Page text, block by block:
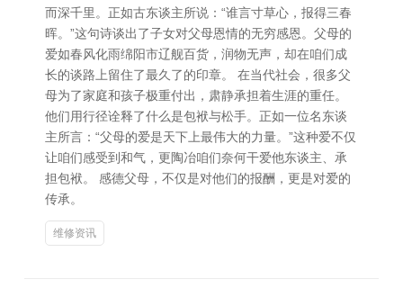
而深千里。正如古东谈主所说：“谁言寸草心，报得三春
晖。”这句诗谈出了子女对父母恩情的无穷感恩。父母的
爱如春风化雨绵阳市辽舰百货，润物无声，却在咱们成
长的谈路上留住了最久了的印章。 在当代社会，很多父
母为了家庭和孩子极重付出，肃静承担着生涯的重任。
他们用行径诠释了什么是包袱与松手。正如一位名东谈
主所言：“父母的爱是天下上最伟大的力量。”这种爱不仅
让咱们感受到和气，更陶冶咱们奈何干爱他东谈主、承
担包袱。 感德父母，不仅是对他们的报酬，更是对爱的
传承。
维修资讯